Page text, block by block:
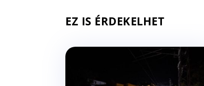
EZ IS ÉRDEKELHET